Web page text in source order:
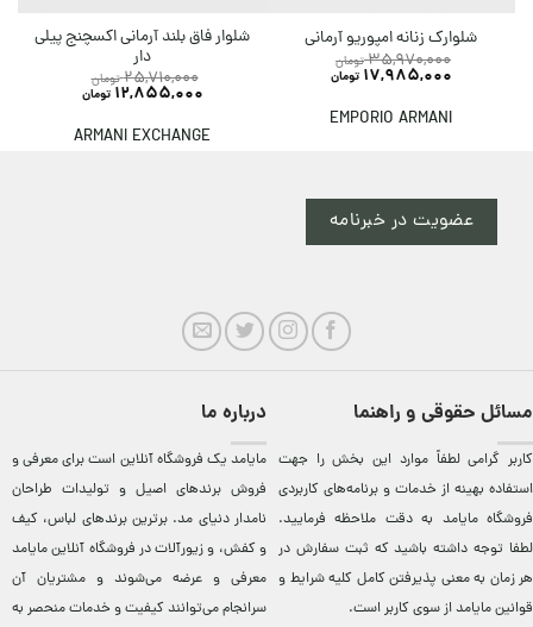
شلوارک زنانه امپوریو آرمانی
35,970,000 تومان
17,985,000 تومان
EMPORIO ARMANI
شلوار فاق بلند آرمانی اکسچنج پیلی
دار
25,710,000 تومان
12,855,000 تومان
ARMANI EXCHANGE
عضویت در خبرنامه
مسائل حقوقی و راهنما
کاربر گرامی لطفاً موارد این بخش را جهت
استفاده بهینه از خدمات و برنامه‌‏های کاربردی
فروشگاه مایامد به دقت ملاحظه فرمایید.
لطفا توجه داشته باشید که ثبت سفارش در
هر زمان به معنی پذیرفتن کامل کلیهشرایط و
قوانین مایامداز سوی کاربر است.
درباره ما
مایامد يک فروشگاه آنلاين است برای معرفی و
فروش برندهای اصيل و توليدات طراحان
نامدار دنيای مد. برترين‌ برندهای لباس، کيف
و کفش، و زيورآلات در فروشگاه آنلاين مایامد
معرفی و عرضه می‌شوند و مشتريان آن
سرانجام می‌توانند کيفيت و خدمات منحصر به